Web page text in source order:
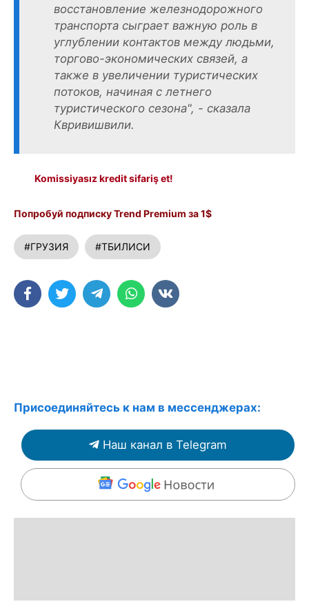
восстановление железнодорожного
транспорта сыграет важную роль в
углублении контактов между людьми,
торгово-экономических связей, а
также в увеличении туристических
потоков, начиная с летнего
туристического сезона", - сказала
Квривишвили.
Komissiyasız kredit sifariş et!
Попробуй подписку Trend Premium за 1$
#ГРУЗИЯ #ТБИЛИСИ
Присоединяйтесь к нам в мессенджерах:
Наш канал в Telegram